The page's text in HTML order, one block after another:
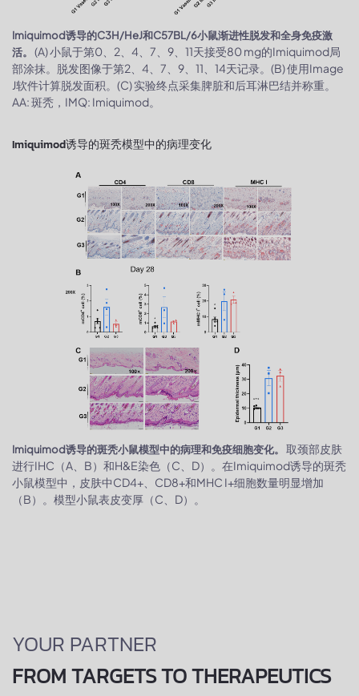
Imiquimod诱导的C3H/HeJ和C57BL/6小鼠渐进性脱发和全身免疫激
活。
(A) 小鼠于第0、2、4、7、9、11天接受80 mg的Imiquimod局
部涂抹。脱发图像于第2、4、7、9、11、14天记录。(B) 使用Image
J软件计算脱发面积。(C) 实验终点采集脾脏和后耳淋巴结并称重。
AA: 斑秃，IMQ: Imiquimod。
Imiquimod诱导的斑秃模型中的病理变化
Imiquimod诱导的斑秃小鼠模型中的病理和免疫细胞变化。
取颈部皮肤
进行IHC（A、B）和H&E染色（C、D）。在Imiquimod诱导的斑秃
小鼠模型中，皮肤中CD4+、CD8+和MHC I+细胞数量明显增加
（B）。模型小鼠表皮变厚（C、D）。
YOUR PARTNER
FROM TARGETS TO THERAPEUTICS